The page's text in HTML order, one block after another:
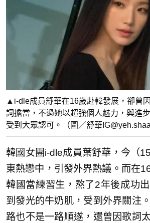
▲i-dle成員舒華在16歲赴韓發展，卻曾
詞擔當，不過她以超強個人魅力，與進
受到大眾認可。（圖／舒華
韓國女團i-dle成員葉舒華，今（
東熱戀中，引發外界熱議。而在
韓國當練習生，熬了2年後成功
到發光的牛奶肌，受到外界關注
路也不是一路順遂，還曾因歌詞